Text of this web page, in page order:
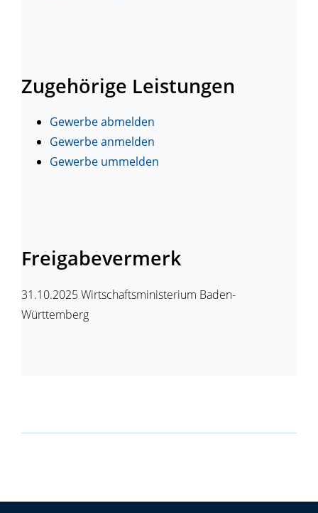
Zugehörige Leistungen
Gewerbe abmelden
Gewerbe anmelden
Gewerbe ummelden
Freigabevermerk
31.10.2025 Wirtschaftsministerium Baden-
Württemberg